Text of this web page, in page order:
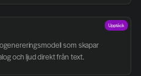
som skapar
och ljud direkt från text.
Upptäck